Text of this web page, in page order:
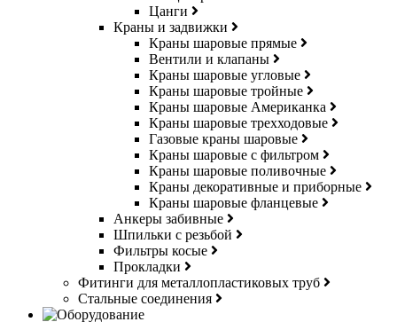
Цанги
Краны и задвижки
Краны шаровые прямые
Вентили и клапаны
Краны шаровые угловые
Краны шаровые тройные
Краны шаровые Американка
Краны шаровые трехходовые
Газовые краны шаровые
Краны шаровые с фильтром
Краны шаровые поливочные
Краны декоративные и приборные
Краны шаровые фланцевые
Анкеры забивные
Шпильки с резьбой
Фильтры косые
Прокладки
Фитинги для металлопластиковых труб
Стальные соединения